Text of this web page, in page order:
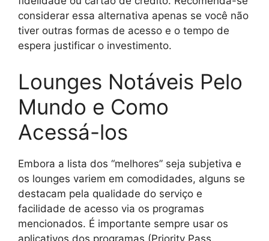
considerar essa alternativa apenas se você não
tiver outras formas de acesso e o tempo de
espera justificar o investimento.
Lounges Notáveis Pelo
Mundo e Como
Acessá-los
Embora a lista dos “melhores” seja subjetiva e
os lounges variem em comodidades, alguns se
destacam pela qualidade do serviço e
facilidade de acesso via os programas
mencionados. É importante sempre usar os
aplicativos dos programas (Priority Pass,